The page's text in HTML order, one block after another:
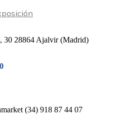
30 28864 Ajalvir (Madrid)
(34) 918 87 44 07